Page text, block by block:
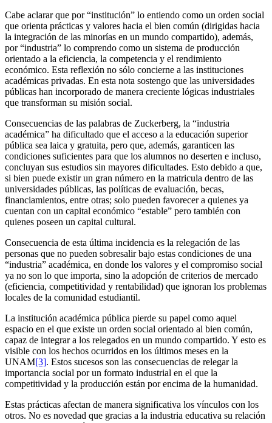
Cabe aclarar que por “institución” lo entiendo como un orden social
que orienta prácticas y valores hacia el bien común (dirigidas hacia
la integración de las minorías en un mundo compartido), además,
por “industria” lo comprendo como un sistema de producción
orientado a la eficiencia, la competencia y el rendimiento
económico. Esta reflexión no sólo concierne a las instituciones
académicas privadas. En esta nota sostengo que las universidades
públicas han incorporado de manera creciente lógicas industriales
que transforman su misión social.
Consecuencias de las palabras de Zuckerberg, la “industria
académica” ha dificultado que el acceso a la educación superior
pública sea laica y gratuita, pero que, además, garanticen las
condiciones suficientes para que los alumnos no deserten e incluso,
concluyan sus estudios sin mayores dificultades. Esto debido a que,
si bien puede existir un gran número en la matricula dentro de las
universidades públicas, las políticas de evaluación, becas,
financiamientos, entre otras; solo pueden favorecer a quienes ya
cuentan con un capital económico “estable” pero también con
quienes poseen un capital cultural.
Consecuencia de esta última incidencia es la relegación de las
personas que no pueden sobresalir bajo estas condiciones de una
“industria” académica, en donde los valores y el compromiso social
ya no son lo que importa, sino la adopción de criterios de mercado
(eficiencia, competitividad y rentabilidad) que ignoran los problemas
locales de la comunidad estudiantil.
La institución académica pública pierde su papel como aquel
espacio en el que existe un orden social orientado al bien común,
capaz de integrar a los relegados en un mundo compartido. Y esto es
visible con los hechos ocurridos en los últimos meses en la
UNAM[3]. Estos sucesos son las consecuencias de relegar la
importancia social por un formato industrial en el que la
competitividad y la producción están por encima de la humanidad.
Estas prácticas afectan de manera significativa los vínculos con los
otros. No es novedad que gracias a la industria educativa su relación